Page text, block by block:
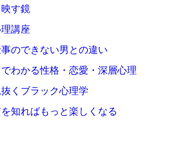
す鏡
講座
のできない男との違い
わかる性格・恋愛・深層心理
くブラック心理学
知ればもっと楽しくなる